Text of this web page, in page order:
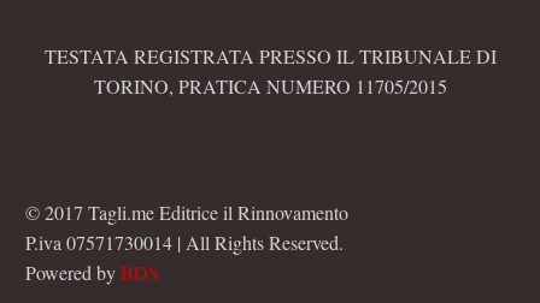
TESTATA REGISTRATA PRESSO IL TRIBUNALE DI
TORINO, PRATICA NUMERO 11705/2015
© 2017 Tagli.me Editrice il Rinnovamento
P.iva 07571730014 | All Rights Reserved.
Powered byBDS